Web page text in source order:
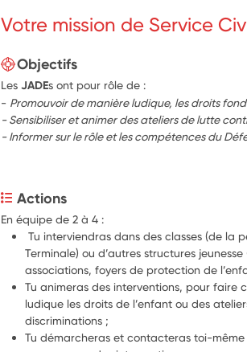
Votre mission de Service
Objectifs
LesJADEs ont pour rôle de :
- Promouvoir de manière ludique, les droits
- Sensibiliser et animer des ateliers de lutte
- Informer sur le rôle et les compétences du
Actions
Tu interviendras dans des classes (de la
Terminale) ou d’autres structures
associations, foyers de protection de
Tu animeras des interventions, pour faire
ludique les droits de l’enfant ou des
Tu démarcheras et contacteras toi-même